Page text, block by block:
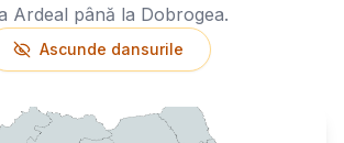
Ardeal până la Dobrogea.
Ascunde dansurile